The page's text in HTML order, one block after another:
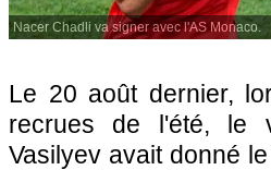
Nacer Chadli va signer avec l'AS Monaco.
Le 20 août dernier,
recrues de l'été, le
Vasilyev avait donné